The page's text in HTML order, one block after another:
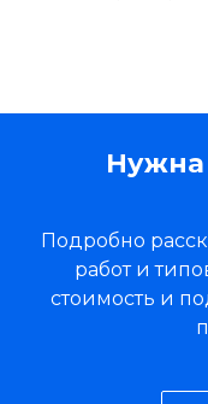
Нужна
Подробно
работ и
стоимость и